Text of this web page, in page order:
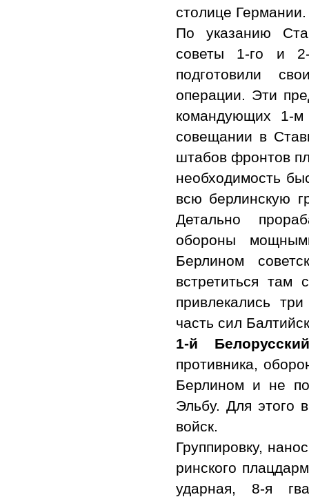
столице Германии.
По указанию
советы 1-го и 2-
подготовили
операции. Эти
командующих 1-
совещании в
штабов фронтов
необходимость
всю берлинскую
Детально
обороны
Берлином
встретиться там
привлекались
часть сил
1-й
противника,
Берлином и не
Эльбу. Для этого
войск.
Группировку,
ринского
ударная, 8-я